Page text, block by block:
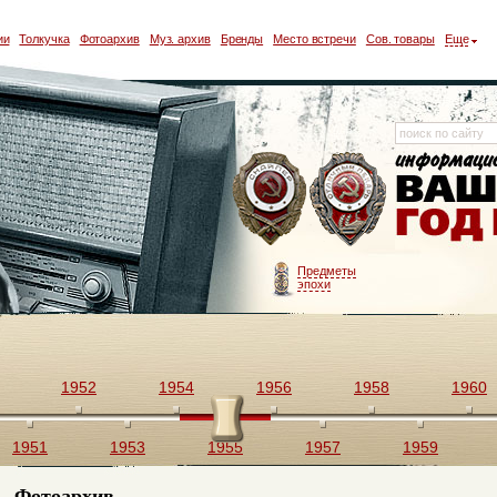
Толкучка Фотоархив Муз. архив Бренды Место встречи Сов. товары Еще
Предметы
эпохи
1951
1952
1953
1954
1955
1956
1957
1958
1959
1960